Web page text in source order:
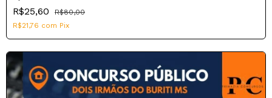
R$25,60
R$80,00
R$21,76 com Pix